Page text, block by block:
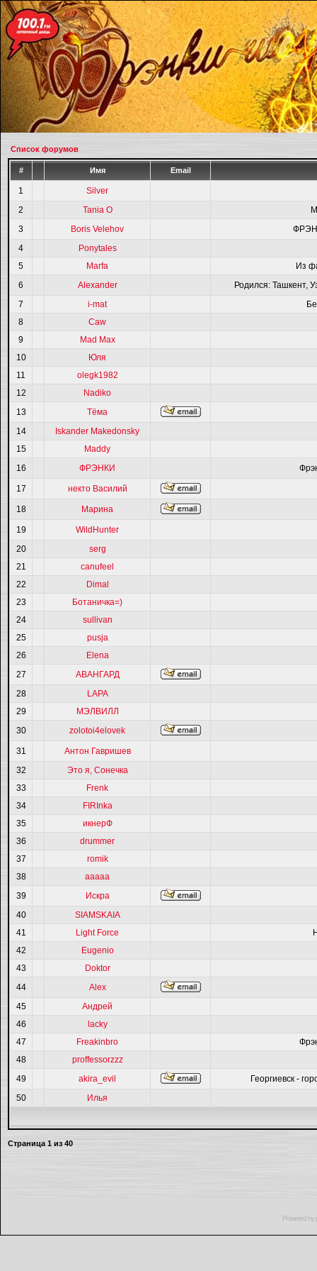
Список форумов
# Имя Email
1
Silver
2
Tania O
3
Boris Velehov
4
Ponytales
5
Marfa
Из
6
Alexander
Родился: Ташкент,
7
i-mat
8
Caw
9
Mad Max
10
Юля
11
olegk1982
12
Nadiko
13
Тёма
14
Iskander Makedonsky
15
Maddy
16
ФРЭНКИ
17 некто Василий
18 Марина
19
WildHunter
20
serg
21
canufeel
22
Dimal
23
Ботаничка=)
24
sullivan
25
pusja
26
Elena
27
АВАНГАРД
28
LAPA
29
МЭЛВИЛЛ
30
zolotoi4elovek
31
Антон Гавришев
32
Это я, Сонечка
33
Frenk
34
FIRInka
35
икнерФ
36
drummer
37
romik
38
ааааа
39
Искра
40
SIAMSKAIA
41
Light Force
42
Eugenio
43
Doktor
44
Alex
45
Андрей
46
lacky
47
Freakinbro
48
proffessorzzz
49
akira_evil
Георгиевск -
50
Илья
Страница 1 из 40
Powered by